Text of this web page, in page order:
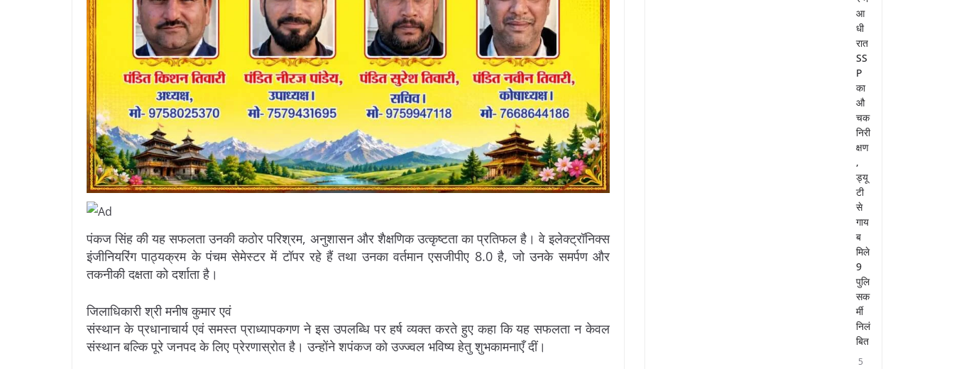
पंकज सिंह की यह सफलता उनकी कठोर परिश्रम, अनुशासन और शैक्षणिक उत्कृष्टता का प्रतिफल है। वे इलेक्ट्रॉनिक्स
इंजीनियरिंग पाठ्यक्रम के पंचम सेमेस्टर में टॉपर रहे हैं तथा उनका वर्तमान एसजीपीए 8.0 है, जो उनके समर्पण और
तकनीकी दक्षता को दर्शाता है।
जिलाधिकारी श्री मनीष कुमार एवं
संस्थान के प्रधानाचार्य एवं समस्त प्राध्यापकगण ने इस उपलब्धि पर हर्ष व्यक्त करते हुए कहा कि यह सफलता न केवल
संस्थान बल्कि पूरे जनपद के लिए प्रेरणास्रोत है। उन्होंने शपंकज को उज्ज्वल भविष्य हेतु शुभकामनाएँ दीं।
आ
धी
रात
SS
P
का
औ
चक
निरी
क्षण
,
ड्यू
टी
से
गाय
ब
मिले
9
पुलि
सक
र्मी
निलं
बित
5